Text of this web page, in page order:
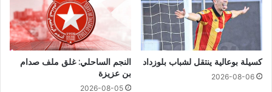
كسيلة بوعالية ينتقل لشباب بلوزداد
2026-08-06
النجم الساحلي: غلق ملف صدام
بن عزيزة
2026-08-05